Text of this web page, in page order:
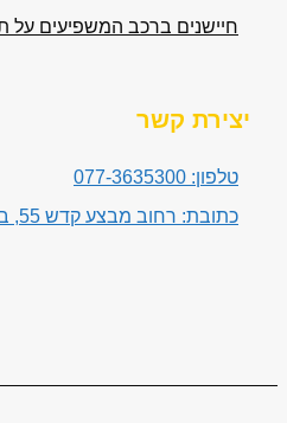
חיישנים ברכב המשפיעים על
יצירת קשר
טלפון: 077-3635300
כתובת: רחוב מבצע קדש 55, בני ברק